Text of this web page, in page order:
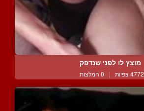
מוצץ לו לפני שנדפק
4772 צפיות | 0 המלצות